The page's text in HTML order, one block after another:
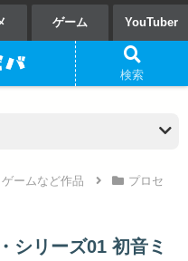
ゲーム YouTuber
ームなど作品
プロセ
シリーズ01 初音ミ
検索